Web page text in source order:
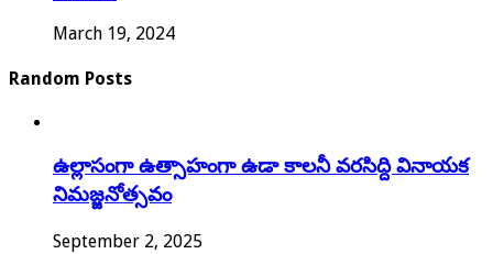
March 19, 2024
Random Posts
ఉల్లాసంగా ఉత్సాహంగా ఉడా కాలనీ వరసిద్ది వినాయక
నిమజ్జనోత్సవం
September 2, 2025